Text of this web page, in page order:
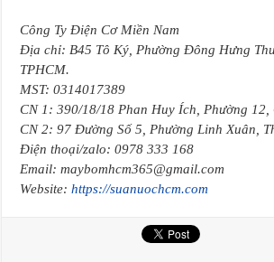
Công Ty Điện Cơ Miền Nam
Địa chỉ: B45 Tô Ký, Phường Đông Hưng
TPHCM.
MST: 0314017389
CN 1: 390/18/18 Phan Huy Ích, Phường 12,
CN 2: 97 Đường Số 5, Phường Linh Xuân,
Điện thoại/zalo: 0978 333 168
Email: maybomhcm365@gmail.com
Website:https://suanuochcm.com